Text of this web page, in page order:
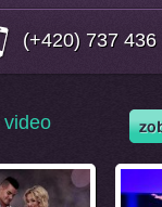
(+420) 737 436
video